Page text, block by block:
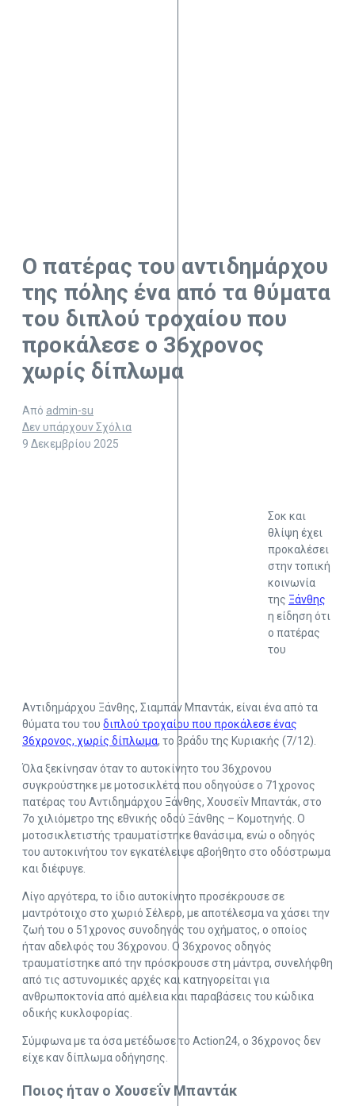
Ο πατέρας του αντιδημάρχου
της πόλης ένα από τα θύματα
του διπλού τροχαίου που
προκάλεσε ο 36χρονος
χωρίς δίπλωμα
Από admin-su
Δεν υπάρχουν Σχόλια
9 Δεκεμβρίου 2025
Σοκ και
θλίψη έχει
προκαλέσει
στην τοπική
κοινωνία
της Ξάνθης
η είδηση ότι
ο πατέρας
του
Αντιδημάρχου Ξάνθης, Σιαμπάν Μπαντάκ, είναι ένα από τα
θύματα του του διπλού τροχαίου που προκάλεσε ένας
36χρονος, χωρίς δίπλωμα, το βράδυ της Κυριακής (7/12).
Όλα ξεκίνησαν όταν το αυτοκίνητο του 36χρονου
συγκρούστηκε με μοτοσικλέτα που οδηγούσε ο 71χρονος
πατέρας του Αντιδημάρχου Ξάνθης, Χουσεΐν Μπαντάκ, στο
7ο χιλιόμετρο της εθνικής οδού Ξάνθης – Κομοτηνής. Ο
μοτοσικλετιστής τραυματίστηκε θανάσιμα, ενώ ο οδηγός
του αυτοκινήτου τον εγκατέλειψε αβοήθητο στο οδόστρωμα
και διέφυγε.
Λίγο αργότερα, το ίδιο αυτοκίνητο προσέκρουσε σε
μαντρότοιχο στο χωριό Σέλερο, με αποτέλεσμα να χάσει την
ζωή του ο 51χρονος συνοδηγός του οχήματος, ο οποίος
ήταν αδελφός του 36χρονου. Ο 36χρονος οδηγός
τραυματίστηκε από την πρόσκρουσε στη μάντρα, συνελήφθη
από τις αστυνομικές αρχές και κατηγορείται για
ανθρωποκτονία από αμέλεια και παραβάσεις του κώδικα
οδικής κυκλοφορίας.
Σύμφωνα με τα όσα μετέδωσε το Action24, ο 36χρονος δεν
είχε καν δίπλωμα οδήγησης.
Ποιος ήταν ο Χουσεΐν Μπαντάκ